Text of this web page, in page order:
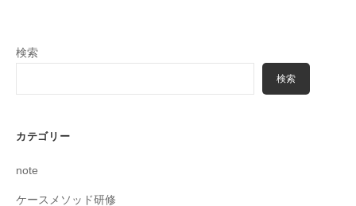
検索
検索
カテゴリー
note
ケースメソッド研修